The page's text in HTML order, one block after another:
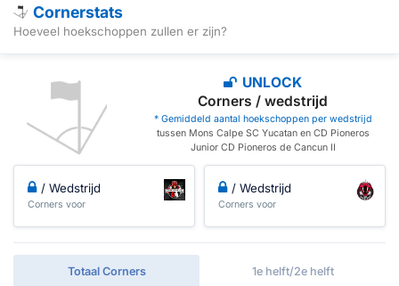
Cornerstats
Hoeveel hoekschoppen zullen er zijn?
UNLOCK
Corners / wedstrijd
* Gemiddeld aantal hoekschoppen per wedstrijd
tussen Mons Calpe SC Yucatan en CD Pioneros
Junior CD Pioneros de Cancun II
/ Wedstrijd
Corners voor
/ Wedstrijd
Corners voor
Totaal Corners 1e helft/2e helft